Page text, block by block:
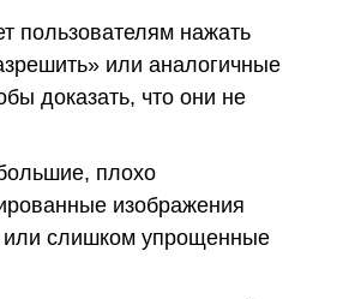
пользователям нажать
или аналогичные
доказать, что они не
плохо
изображения
или слишком упрощенные